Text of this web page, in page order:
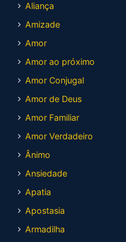
Aliança
Amizade
Amor
Amor ao próximo
Amor Conjugal
Amor de Deus
Amor Familiar
Amor Verdadeiro
Ânimo
Ansiedade
Apatia
Apostasia
Armadilha